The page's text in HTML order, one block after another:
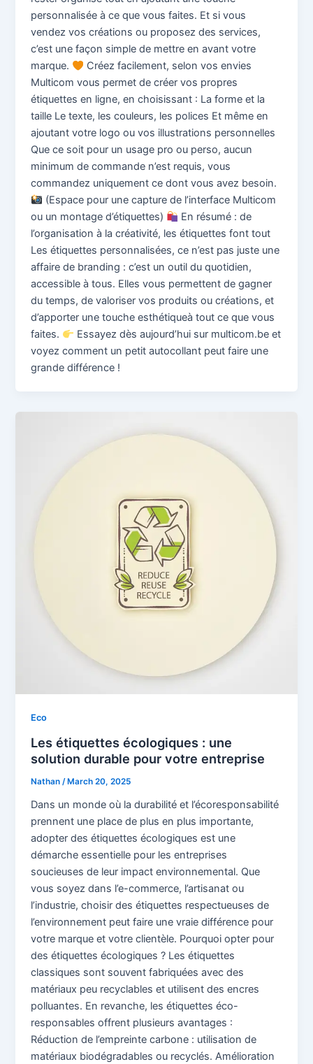
personnalisée à ce que vous faites. Et si vous
vendez vos créations ou proposez des services,
c’est une façon simple de mettre en avant votre
marque.
Créez facilement, selon vos envies
Multicom vous permet de créer vos propres
étiquettes en ligne, en choisissant : La forme et la
taille Le texte, les couleurs, les polices Et même en
ajoutant votre logo ou vos illustrations personnelles
Que ce soit pour un usage pro ou perso, aucun
minimum de commande n’est requis, vous
commandez uniquement ce dont vous avez besoin.
(Espace pour une capture de l’interface Multicom
ou un montage d’étiquettes)
En résumé : de
l’organisation à la créativité, les étiquettes font tout
Les étiquettes personnalisées, ce n’est pas juste une
affaire de branding : c’est un outil du quotidien,
accessible à tous. Elles vous permettent de gagner
du temps, de valoriser vos produits ou créations, et
d’apporter une touche esthétiqueà tout ce que vous
faites.
Essayez dès aujourd’hui sur multicom.be et
voyez comment un petit autocollant peut faire une
grande différence !
Eco
Les étiquettes écologiques : une
solution durable pour votre entreprise
Nathan/March 20, 2025
Dans un monde où la durabilité et l’écoresponsabilité
prennent une place de plus en plus importante,
adopter des étiquettes écologiques est une
démarche essentielle pour les entreprises
soucieuses de leur impact environnemental. Que
vous soyez dans l’e-commerce, l’artisanat ou
l’industrie, choisir des étiquettes respectueuses de
l’environnement peut faire une vraie différence pour
votre marque et votre clientèle. Pourquoi opter pour
des étiquettes écologiques ? Les étiquettes
classiques sont souvent fabriquées avec des
matériaux peu recyclables et utilisent des encres
polluantes. En revanche, les étiquettes éco-
responsables offrent plusieurs avantages :
Réduction de l’empreinte carbone : utilisation de
matériaux biodégradables ou recyclés. Amélioration